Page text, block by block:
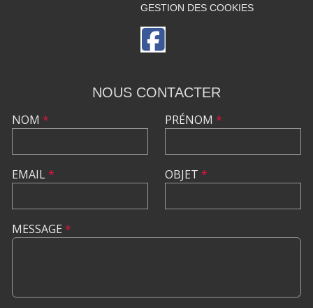
GESTION DES COOKIES
NOUS CONTACTER
NOM *
EMAIL*
PRÉNOM *
OBJET *
MESSAGE *